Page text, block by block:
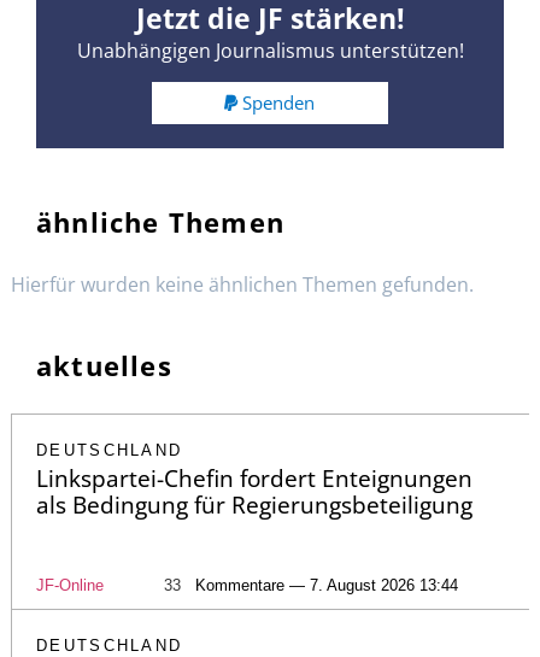
Jetzt die JF stärken!
Unabhängigen Journalismus unterstützen!
Spenden
ähnliche Themen
Hierfür wurden keine ähnlichen Themen gefunden.
aktuelles
DEUTSCHLAND
Linkspartei-Chefin fordert Enteignungen
als Bedingung für Regierungsbeteiligung
JF-Online 33 Kommentare — 7. August 2026 13:44
DEUTSCHLAND